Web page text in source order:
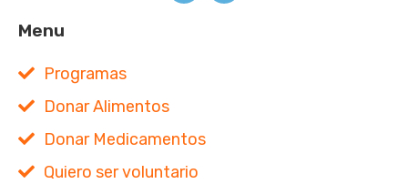
Menu
Programas
Donar Alimentos
Donar Medicamentos
Quiero ser voluntario